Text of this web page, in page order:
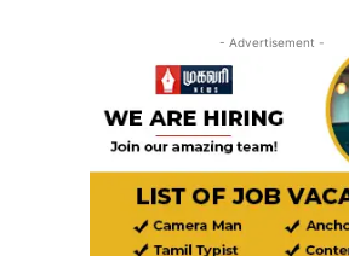
- Advertisement -